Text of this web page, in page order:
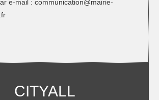
e-mail : communication@mairie-
CITYALL